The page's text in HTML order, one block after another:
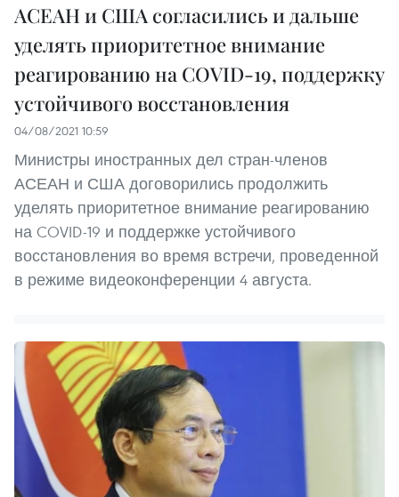
АСЕАН и США согласились и дальше
уделять приоритетное внимание
реагированию на COVID-19, поддержку
устойчивого восстановления
04/08/2021 10:59
Министры иностранных дел стран-членов
АСЕАН и США договорились продолжить
уделять приоритетное внимание реагированию
на COVID-19 и поддержке устойчивого
восстановления во время встречи, проведенной
в режиме видеоконференции 4 августа.